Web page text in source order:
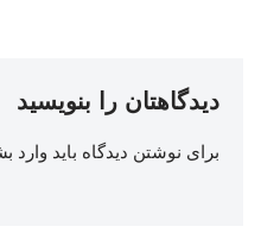
دیدگاهتان را بنویسید
برای نوشتن دیدگاه باید وارد